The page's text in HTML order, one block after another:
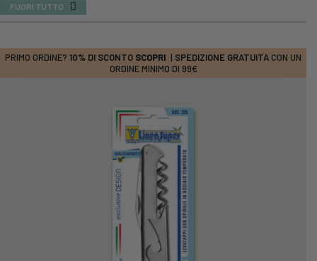
FUORI TUTTO
PRIMO ORDINE? 10% DI SCONTO SCOPRI | SPEDIZIONE GRATUITA CON UN
ORDINE MINIMO DI 99€